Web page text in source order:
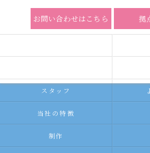
お問い合わせはこちら 拠
スタッフ
当社の特徴
制作